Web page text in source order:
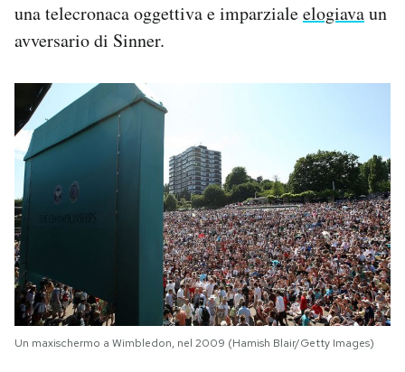
una telecronaca oggettiva e imparzialeelogiavaun
avversario di Sinner.
Un maxischermo a Wimbledon, nel 2009 (Hamish Blair/Getty Images)